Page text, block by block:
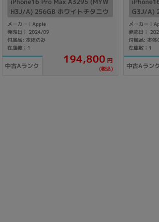
H3J/A) 256GB ホワイトチタニウ
ム 【au版SIMフリー】
メーカー：Apple
発売日： 2024/09
付属品: 本体のみ
在庫数：1
中古Aランク
194,800 円
(税込)
G3J/A)
ム 【au
メーカー：
発売日：
付属品: 本体
在庫数：1
中古Aランク
ドライブ
ドライブの絞
BD−R
DVDス